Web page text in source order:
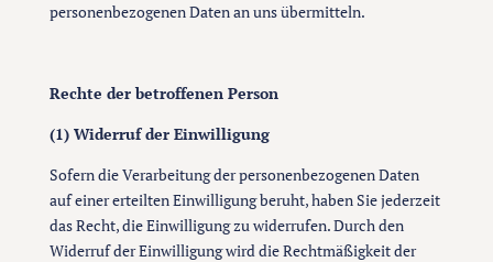
personenbezogenen Daten an uns übermitteln.
Rechte der betroffenen Person
(1) Widerruf der Einwilligung
Sofern die Verarbeitung der personenbezogenen Daten
auf einer erteilten Einwilligung beruht, haben Sie jederzeit
das Recht, die Einwilligung zu widerrufen. Durch den
Widerruf der Einwilligung wird die Rechtmäßigkeit der